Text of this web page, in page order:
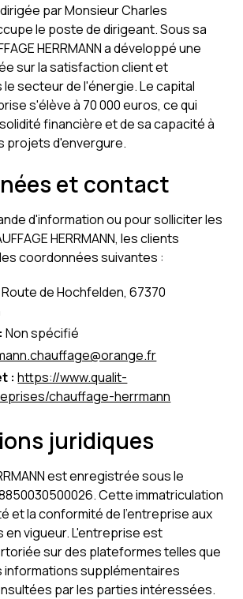
par Monsieur Charles
le poste de dirigeant. Sous sa
HERRMANN a développé une
sur la satisfaction client et
le secteur de l'énergie. Le capital
s'élève à 70 000 euros, ce qui
financière et de sa capacité à
projets d'envergure.
et contact
d'information ou pour solliciter les
HERRMANN, les clients
coordonnées suivantes :
Route de Hochfelden, 67370
Non spécifié
: https://www.qualit-
chauffage-herrmann
juridiques
est enregistrée sous le
Cette immatriculation
et la conformité de l'entreprise aux
vigueur. L'entreprise est
sur des plateformes telles que
informations supplémentaires
par les parties intéressées.